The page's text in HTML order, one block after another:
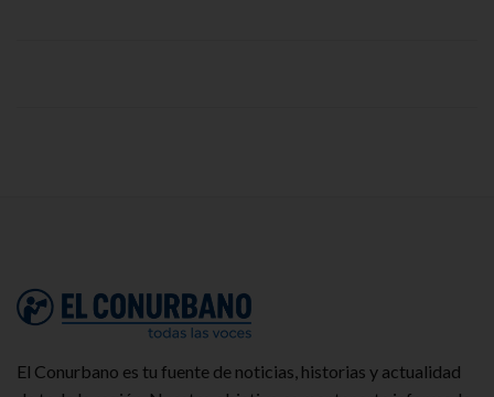
El Conurbano es tu fuente de noticias, historias y actualidad